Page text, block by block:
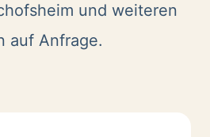
und weiteren
auf Anfrage.